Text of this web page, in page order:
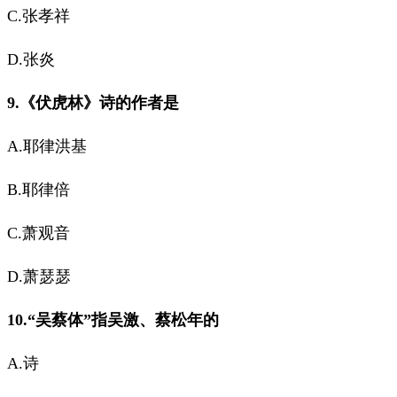
C.张孝祥
D.张炎
9.《伏虎林》诗的作者是
A.耶律洪基
B.耶律倍
C.萧观音
D.萧瑟瑟
10.“吴蔡体”指吴激、蔡松年的
A.诗